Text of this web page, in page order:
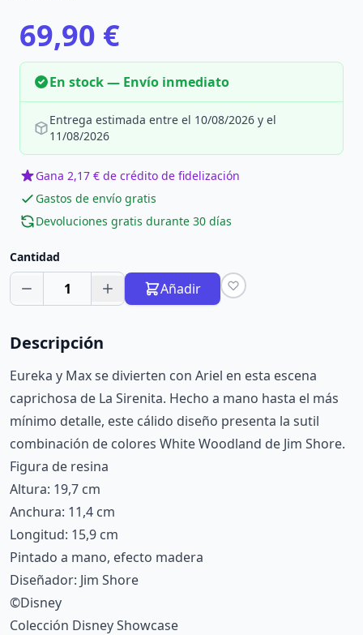
69,90 €
En stock — Envío inmediato
Entrega estimada entre el 10/08/2026 y el
11/08/2026
Gana 2,17 € de crédito de fidelización
Gastos de envío gratis
Devoluciones gratis durante 30 días
Cantidad
1 Añadir
Descripción
Eureka y Max se divierten con Ariel en esta escena
caprichosa de La Sirenita. Hecho a mano hasta el más
mínimo detalle, este cálido diseño presenta la sutil
combinación de colores White Woodland de Jim Shore.
Figura de resina
Altura: 19,7 cm
Anchura: 11,4 cm
Longitud: 15,9 cm
Pintado a mano, efecto madera
Diseñador: Jim Shore
©Disney
Colección Disney Showcase